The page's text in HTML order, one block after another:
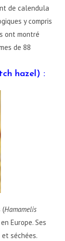
de calendula
y compris
ont montré
de 88
hazel) :
(Hamamelis
Europe. Ses
séchées.